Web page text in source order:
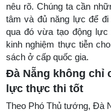
nêu rõ. Chúng ta cần
tâm và đủ năng lực để
qua đó vừa tạo động
kinh nghiệm thực tiễn
sách ở cấp quốc gia.
Đà Nẵng không chỉ
lực thực thi tốt
Theo Phó Thủ tướng, Đà